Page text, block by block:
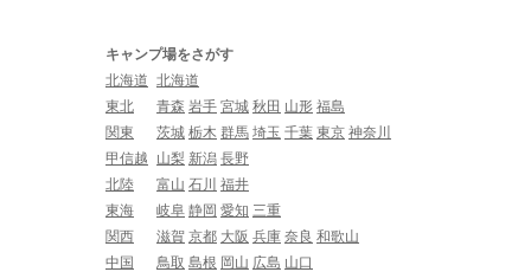
キャンプ場をさがす
北海道 北海道
東北
青森 岩手 宮城 秋田 山形 福島
関東
茨城 栃木 群馬 埼玉 千葉 東京 神奈川
甲信越
山梨 新潟 長野
北陸
富山 石川 福井
東海
岐阜 静岡 愛知 三重
関西
滋賀 京都 大阪 兵庫 奈良 和歌山
中国
鳥取 島根 岡山 広島 山口